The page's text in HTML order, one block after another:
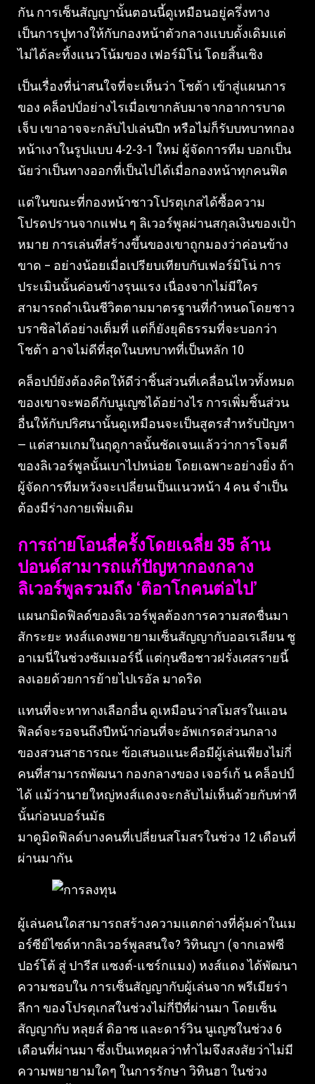
กัน การเซ็นสัญญานั้นตอนนี้ดูเหมือนอยู่ครึ่งทาง
เป็นการปูทางให้กับกองหน้าตัวกลางแบบดั้งเดิมแต่
ไม่ได้ละทิ้งแนวโน้มของ เฟอร์มิโน่ โดยสิ้นเชิง
เป็นเรื่องที่น่าสนใจที่จะเห็นว่า โชต้า เข้าสู่แผนการ
ของ คล็อปป์อย่างไรเมื่อเขากลับมาจากอาการบาด
เจ็บ เขาอาจจะกลับไปเล่นปีก หรือไม่ก็รับบทบาทกอง
หน้าเงาในรูปแบบ 4-2-3-1 ใหม่ ผู้จัดการทีม บอกเป็น
นัยว่าเป็นทางออกที่เป็นไปได้เมื่อกองหน้าทุกคนฟิต
แต่ในขณะที่กองหน้าชาวโปรตุเกสได้ซื้อความ
โปรดปรานจากแฟน ๆ ลิเวอร์พูลผ่านสกุลเงินของเป้า
หมาย การเล่นที่สร้างขึ้นของเขาถูกมองว่าค่อนข้าง
ขาด – อย่างน้อยเมื่อเปรียบเทียบกับเฟอร์มิโน่ การ
ประเมินนั้นค่อนข้างรุนแรง เนื่องจากไม่มีใคร
สามารถดำเนินชีวิตตามมาตรฐานที่กำหนดโดยชาว
บราซิลได้อย่างเต็มที่ แต่ก็ยังยุติธรรมที่จะบอกว่า
โชต้า อาจไม่ดีที่สุดในบทบาทที่เป็นหลัก 10
คล็อปป์ยังต้องคิดให้ดีว่าชิ้นส่วนที่เคลื่อนไหวทั้งหมด
ของเขาจะพอดีกับนูเญซได้อย่างไร การเพิ่มชิ้นส่วน
อื่นให้กับปริศนานั้นดูเหมือนจะเป็นสูตรสำหรับปัญหา
— แต่สามเกมในฤดูกาลนั้นชัดเจนแล้วว่าการโจมตี
ของลิเวอร์พูลนั้นเบาไปหน่อย โดยเฉพาะอย่างยิ่ง ถ้า
ผู้จัดการทีมหวังจะเปลี่ยนเป็นแนวหน้า 4 คน จำเป็น
ต้องมีร่างกายเพิ่มเติม
การถ่ายโอนสี่ครั้งโดยเฉลี่ย 35 ล้าน
ปอนด์สามารถแก้ปัญหากองกลาง
ลิเวอร์พูลรวมถึง ‘ติอาโกคนต่อไป’
แผนกมิดฟิลด์ของลิเวอร์พูลต้องการความสดชื่นมา
สักระยะ หงส์แดงพยายามเซ็นสัญญากับออเรเลียน ชู
อาเมนี่ในช่วงซัมเมอร์นี้ แต่กุนซือชาวฝรั่งเศสรายนี้
ลงเอยด้วยการย้ายไปเรอัล มาดริด
แทนที่จะหาทางเลือกอื่น ดูเหมือนว่าสโมสรในแอน
ฟิลด์จะรอจนถึงปีหน้าก่อนที่จะอัพเกรดส่วนกลาง
ของสวนสาธารณะ ข้อเสนอแนะคือมีผู้เล่นเพียงไม่กี่
คนที่สามารถพัฒนา กองกลางของ เจอร์เก้ น คล็อปป์
ได้ แม้ว่านายใหญ่หงส์แดงจะกลับไม่เห็นด้วยกับท่าที
นั้นก่อนบอร์นมัธ
มาดูมิดฟิลด์บางคนที่เปลี่ยนสโมสรในช่วง 12 เดือนที่
ผ่านมากัน
ผู้เล่นคนใดสามารถสร้างความแตกต่างที่คุ้มค่าในเม
อร์ซีย์ไซด์หากลิเวอร์พูลสนใจ? วิทินญา (จากเอฟซี
ปอร์โต้ สู่ ปารีส แซงต์-แชร์กแมง) หงส์แดง ได้พัฒนา
ความชอบใน การเซ็นสัญญากับผู้เล่นจาก พรีเมียร่า
ลีกา ของโปรตุเกสในช่วงไม่กี่ปีที่ผ่านมา โดยเซ็น
สัญญากับ หลุยส์ ดิอาซ และดาร์วิน นูเญซในช่วง 6
เดือนที่ผ่านมา ซึ่งเป็นเหตุผลว่าทำไมจึงสงสัยว่าไม่มี
ความพยายามใดๆ ในการรักษา วิทินฮา ในช่วง